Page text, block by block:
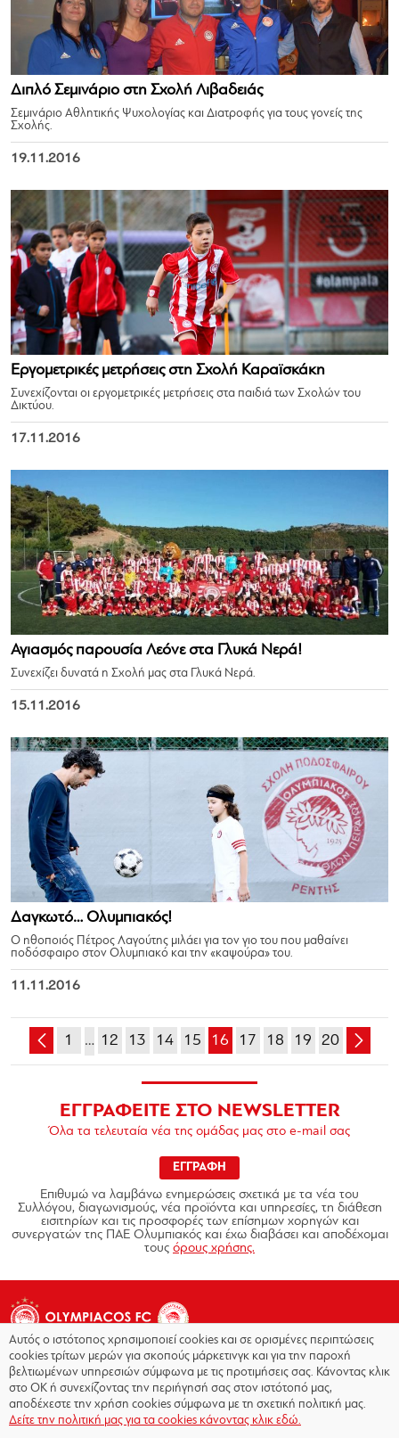
Διπλό Σεμινάριο στη Σχολή Λιβαδειάς
Σεμινάριο Αθλητικής Ψυχολογίας και Διατροφής για τους γονείς της
Σχολής.
19.11.2016
Εργομετρικές μετρήσεις στη Σχολή Καραϊσκάκη
Συνεχίζονται οι εργομετρικές μετρήσεις στα παιδιά των Σχολών του
Δικτύου.
17.11.2016
Αγιασμός παρουσία Λεόνε στα Γλυκά Νερά!
Συνεχίζει δυνατά η Σχολή μας στα Γλυκά Νερά.
15.11.2016
Δαγκωτό… Ολυμπιακός!
Ο ηθοποιός Πέτρος Λαγούτης μιλάει για τον γιο του που μαθαίνει
ποδόσφαιρο στον Ολυμπιακό και την «καψούρα» του.
11.11.2016
1 … 12 13 14 15 16 17 18 19 20
ΕΓΓΡΑΦΕΙΤΕ ΣΤΟ NEWSLETTER
Όλα τα τελευταία νέα της ομάδας μας στο e-mail σας
ΕΓΓΡΑΦΗ
Επιθυμώ να λαμβάνω ενημερώσεις σχετικά με τα νέα του
Συλλόγου, διαγωνισμούς, νέα προϊόντα και υπηρεσίες, τη διάθεση
εισιτηρίων και τις προσφορές των επίσημων χορηγών και
συνεργατών της ΠΑΕ Ολυμπιακός και έχω διαβάσει και αποδέχομαι
τους όρους χρήσης.
Copyright © 2026 - Olympiacos.org
Όροι χρήσης|Πολιτική Απορρήτου|Πολιτική
Αυτός ο ιστότοπος χρησιμοποιεί cookies και σε ορισμένες περιπτώσεις
cookies τρίτων μερών για σκοπούς μάρκετινγκ και για την παροχή
βελτιωμένων υπηρεσιών σύμφωνα με τις προτιμήσεις σας. Κάνοντας κλικ
στο OK ή συνεχίζοντας την περιήγησή σας στον ιστότοπό μας,
αποδέχεστε την χρήση cookies σύμφωνα με τη σχετική πολιτική μας.
Δείτε την πολιτική μας για τα cookies κάνοντας κλικ εδώ.